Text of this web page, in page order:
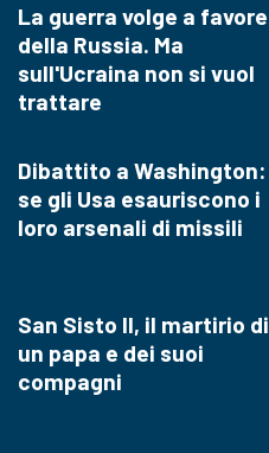
La guerra volge a favore
della Russia. Ma
sull'Ucraina non si vuol
trattare
Dibattito a Washington:
se gli Usa esauriscono i
loro arsenali di missili
San Sisto II, il martirio di
un papa e dei suoi
compagni